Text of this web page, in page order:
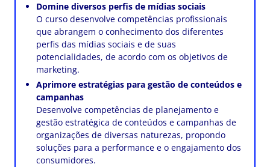
Domine diversos perfis de mídias sociais
O curso desenvolve competências profissionais
que abrangem o conhecimento dos diferentes
perfis das mídias sociais e de suas
potencialidades, de acordo com os objetivos de
marketing.
Aprimore estratégias para gestão de conteúdos e
campanhas
Desenvolve competências de planejamento e
gestão estratégica de conteúdos e campanhas de
organizações de diversas naturezas, propondo
soluções para a performance e o engajamento dos
consumidores.